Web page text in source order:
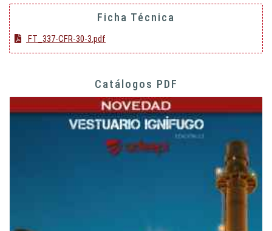
Ficha Técnica
FT_337-CFR-30-3.pdf
Catálogos PDF